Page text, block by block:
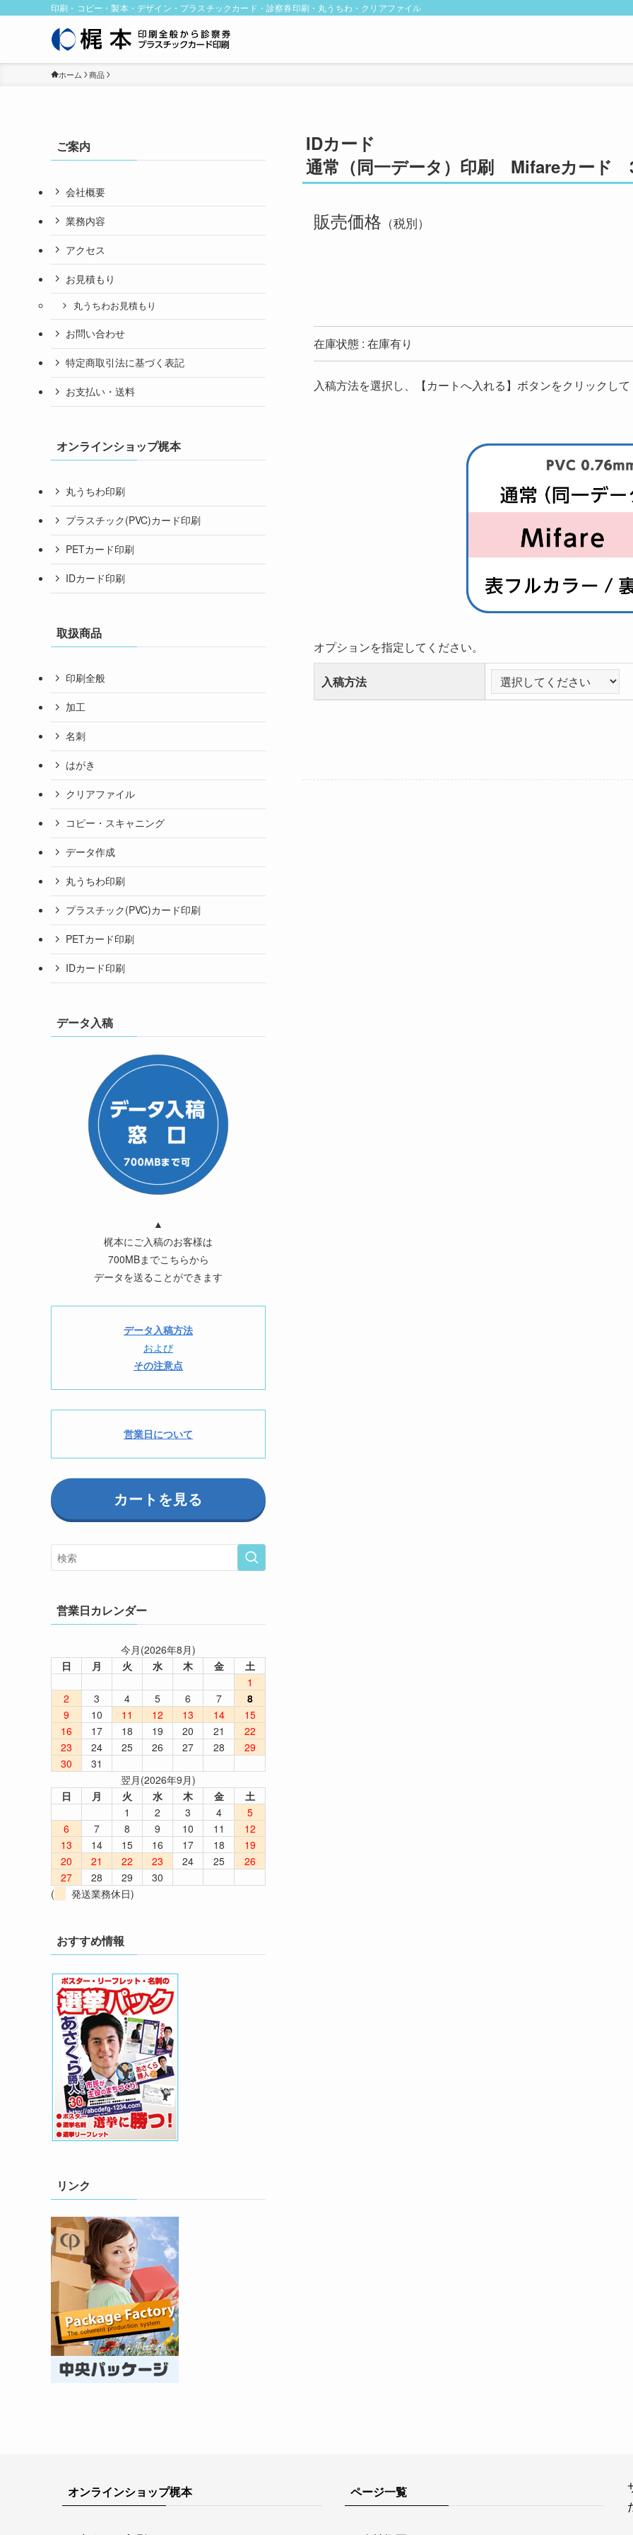
印刷・コピー・製本・デザイン・プラスチックカード・診察券印刷・丸うちわ・クリアファイル
ホーム 商品
IDカード
通常（同一データ）印刷 Mifareカード
販売価格 （税別）
在庫状態 : 在庫有り
入稿方法を選択し、【カートへ入れる】ボタンをクリックし
オプションを指定してください。
入稿方法
ご案内
会社概要
業務内容
アクセス
お見積もり
丸うちわお見積もり
お問い合わせ
特定商取引法に基づく表記
お支払い・送料
オンラインショップ梶本
丸うちわ印刷
プラスチック(PVC)カード印刷
PETカード印刷
IDカード印刷
取扱商品
印刷全般
加工
名刺
はがき
クリアファイル
コピー・スキャニング
データ作成
丸うちわ印刷
プラスチック(PVC)カード印刷
PETカード印刷
IDカード印刷
データ入稿
▲
梶本にご入稿のお客様は
700MBまでこちらから
データを送ることができます
データ入稿方法
および
その注意点
営業日について
カートを見る
営業日カレンダー
今月(2026年8月)
日
月 火 水 木 金
土
1
2
3 4 5 6 7
8
9
10 11 12 13 14
15
16
17 18 19 20 21
22
23
24 25 26 27 28
29
30
31
翌月(2026年9月)
日
月 火 水 木 金
土
1
2 3 4
5
6
7 8 9 10 11
12
13
14 15 16 17 18
19
20
21 22 23 24 25
26
27
28 29
30
(
発送業務休日)
おすすめ情報
リンク
オンラインショップ梶本 ページ一覧